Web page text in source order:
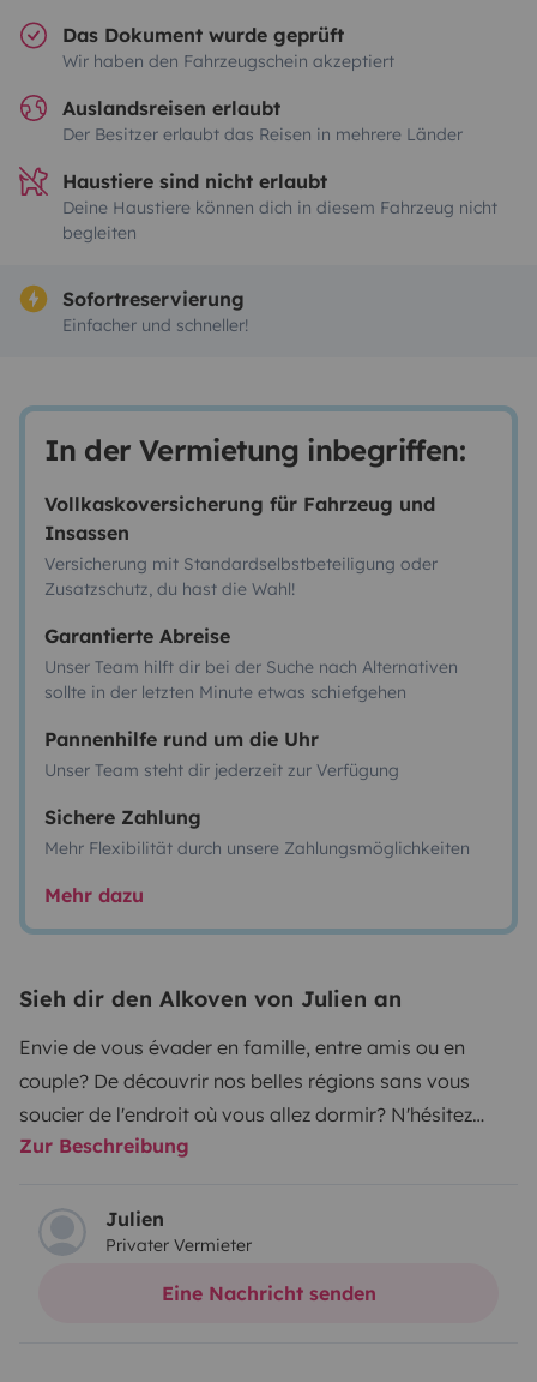
Das Dokument wurde geprüft
Wir haben den Fahrzeugschein akzeptiert
Auslandsreisen erlaubt
Der Besitzer erlaubt das Reisen in mehrere Länder
Haustiere sind nicht erlaubt
Deine Haustiere können dich in diesem Fahrzeug nicht
begleiten
Sofortreservierung
Einfacher und schneller!
In der Vermietung inbegriffen:
Vollkaskoversicherung für Fahrzeug und
Insassen
Versicherung mit Standardselbstbeteiligung oder
Zusatzschutz, du hast die Wahl!
Garantierte Abreise
Unser Team hilft dir bei der Suche nach Alternativen
sollte in der letzten Minute etwas schiefgehen
Pannenhilfe rund um die Uhr
Unser Team steht dir jederzeit zur Verfügung
Sichere Zahlung
Mehr Flexibilität durch unsere Zahlungsmöglichkeiten
Mehr dazu
Sieh dir den Alkoven von Julien an
Envie de vous évader en famille, entre amis ou en
couple? De découvrir nos belles régions sans vous
soucier de l'endroit où vous allez dormir? N'hésitez
plus, notre camping-car est fait pour vous!Avec 5
(1 lit capucine 2 places, 2 lits superposés et 2 dinettes
transformables en 2 places et l'autre 1 place) tout le
monde y trouvera son compte!L'eau chaude et le
Zur Beschreibung
Julien
Privater Vermieter
Eine Nachricht senden